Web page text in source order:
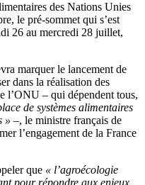
des Nations Unies
le pré-sommet qui s’est
26 au mercredi 28 juillet,
marquer le lancement de
dans la réalisation des
l’ONU – qui dépendent tous,
de systèmes alimentaires
» –, le ministre français de
l’engagement de la France
que « l’agroécologie